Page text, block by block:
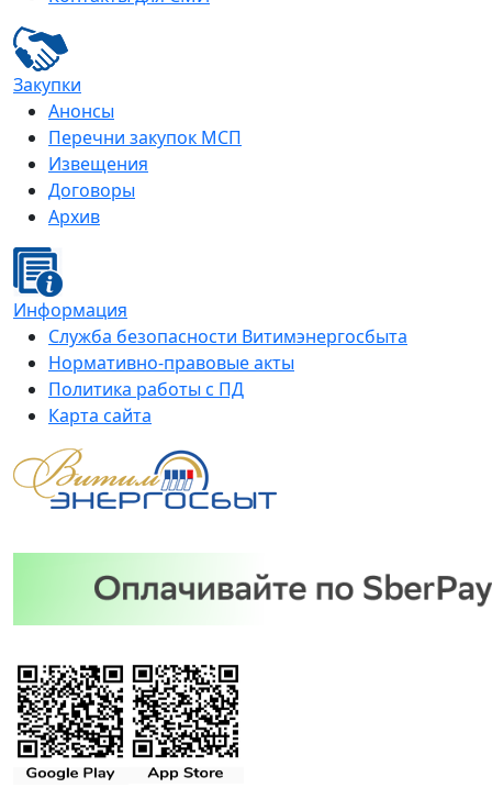
Закупки
Анонсы
Перечни закупок МСП
Извещения
Договоры
Архив
Информация
Служба безопасности Витимэнергосбыта
Нормативно-правовые акты
Политика работы с ПД
Карта сайта